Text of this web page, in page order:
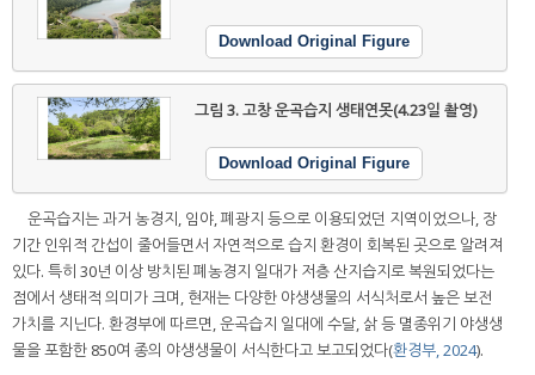
Download Original Figure
그림 3.고창 운곡습지 생태연못(4.23일 촬영)
Download Original Figure
운곡습지는 과거 농경지, 임야, 폐광지 등으로 이용되었던 지역이었으나, 장
기간 인위적 간섭이 줄어들면서 자연적으로 습지 환경이 회복된 곳으로 알려져
있다. 특히 30년 이상 방치된 폐농경지 일대가 저층 산지습지로 복원되었다는
점에서 생태적 의미가 크며, 현재는 다양한 야생생물의 서식처로서 높은 보전
가치를 지닌다. 환경부에 따르면, 운곡습지 일대에 수달, 삵 등 멸종위기 야생생
물을 포함한 850여 종의 야생생물이 서식한다고 보고되었다(환경부, 2024).